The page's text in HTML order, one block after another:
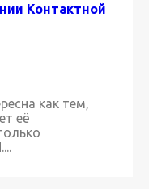
Контактной
как тем,
её